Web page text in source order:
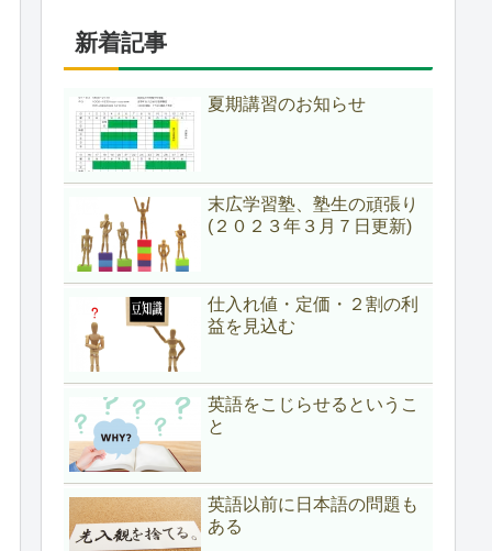
新着記事
夏期講習のお知らせ
末広学習塾、塾生の頑張り
(２０２３年３月７日更新)
仕入れ値・定価・２割の利
益を見込む
英語をこじらせるというこ
と
英語以前に日本語の問題も
ある